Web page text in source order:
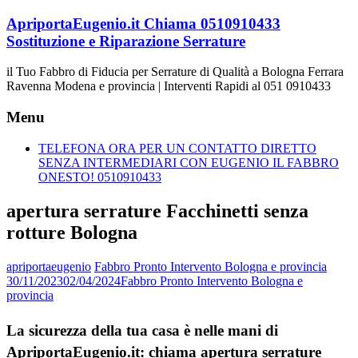
Vai
al
contenuto
ApriportaEugenio.it Chiama 0510910433
Sostituzione e Riparazione Serrature
il Tuo Fabbro di Fiducia per Serrature di Qualità a Bologna Ferrara
Ravenna Modena e provincia | Interventi Rapidi al 051 0910433
Menu
TELEFONA ORA PER UN CONTATTO DIRETTO
SENZA INTERMEDIARI CON EUGENIO IL FABBRO
ONESTO! 0510910433
apertura serrature Facchinetti senza
rotture Bologna
apriportaeugenio Fabbro Pronto Intervento Bologna e provincia
30/11/202302/04/2024Fabbro Pronto Intervento Bologna e
provincia
La sicurezza della tua casa è nelle mani di
ApriportaEugenio.it: chiama apertura serrature